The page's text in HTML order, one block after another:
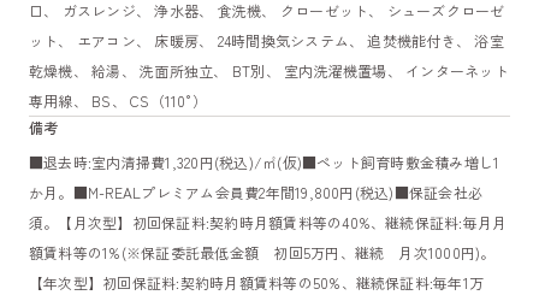
口、 ガスレンジ、 浄水器、 食洗機、 クローゼット、 シューズクローゼ
ット、 エアコン、 床暖房、 24時間換気システム、 追焚機能付き、 浴室
乾燥機、 給湯、 洗面所独立、 BT別、 室内洗濯機置場、 インターネット
専用線、 BS、 CS（110°）
備考
■退去時:室内清掃費1,320円(税込)/㎡(仮)■ペット飼育時敷金積み増し1
か月。■M-REALプレミアム会員費2年間19,800円(税込)■保証会社必
須。【月次型】初回保証料:契約時月額賃料等の40%、継続保証料:毎月月
額賃料等の1%(※保証委託最低金額 初回5万円、継続 月次1000円)。
【年次型】初回保証料:契約時月額賃料等の50%、継続保証料:毎年1万